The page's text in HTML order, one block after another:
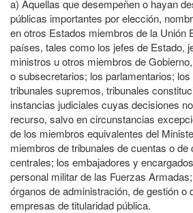
a) Aquellas que desempeñen o hayan
públicas importantes por elección,
en otros Estados miembros de la Unión
países, tales como los jefes de Estado,
ministros u otros miembros de
o subsecretarios; los parlamentarios;
tribunales supremos, tribunales
instancias judiciales cuyas decisiones
recurso, salvo en circunstancias
de los miembros equivalentes del
miembros de tribunales de cuentas o
centrales; los embajadores y
personal militar de las Fuerzas
órganos de administración, de gestión o
empresas de titularidad pública.